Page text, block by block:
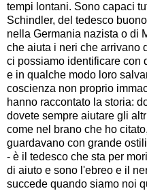
tempi lontani. Sono capaci
Schindler, del tedesco
nella Germania nazista o di
che aiuta i neri che arrivano
ci possiamo identificare con
e in qualche modo loro
coscienza non proprio
hanno raccontato la storia:
dovete sempre aiutare gli
come nel brano che ho
guardavano con grande
- è il tedesco che sta per
di aiuto e sono l'ebreo e il
succede quando siamo noi